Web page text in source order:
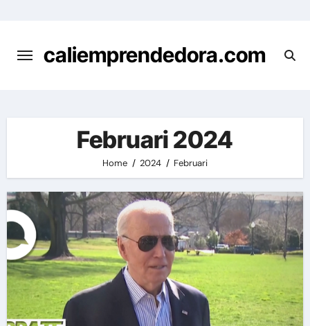
content
caliemprendedora.com
Februari 2024
Home 2024 Februari